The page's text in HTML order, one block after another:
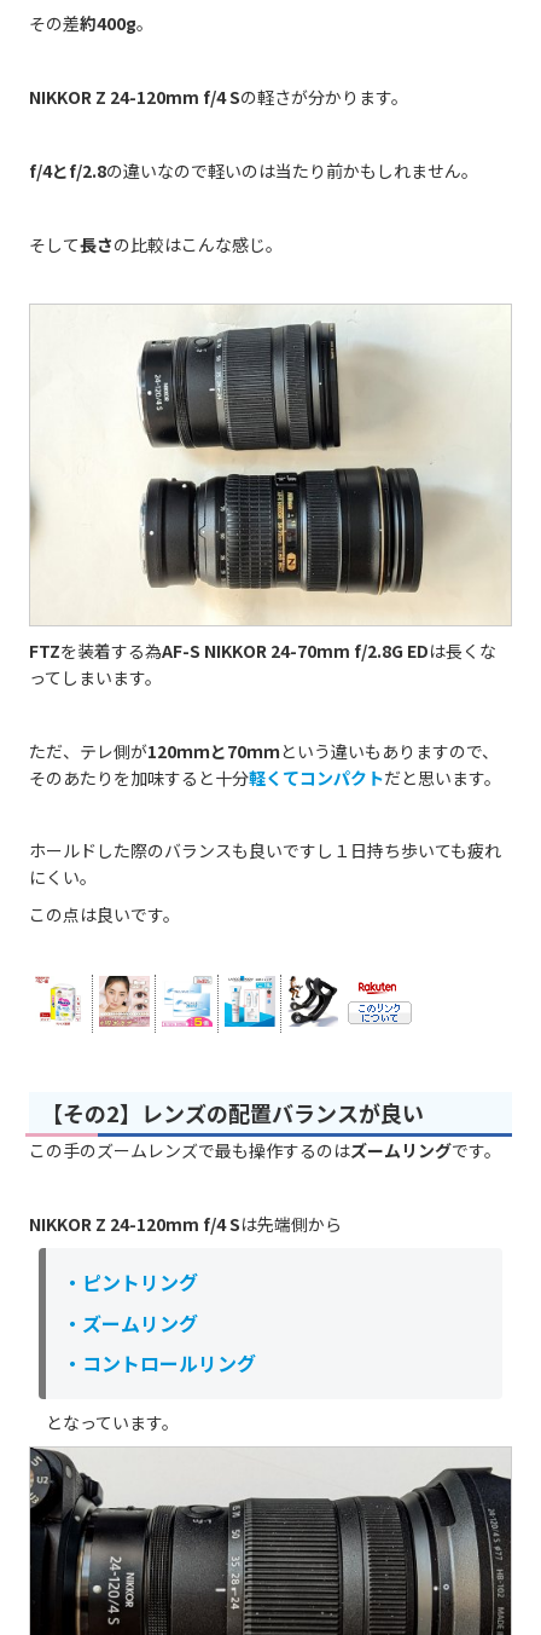
その差約400g。
NIKKOR Z 24-120mm f/4 Sの軽さが分かります。
f/4とf/2.8の違いなので軽いのは当たり前かもしれません。
そして長さの比較はこんな感じ。
FTZを装着する為AF-S NIKKOR 24-70mm f/2.8G EDは長くな
ってしまいます。
ただ、テレ側が120ｍｍと70ｍｍという違いもありますので、
そのあたりを加味すると十分軽くてコンパクトだと思います。
ホールドした際のバランスも良いですし１日持ち歩いても疲れ
にくい。
この点は良いです。
【その2】レンズの配置バランスが良い
この手のズームレンズで最も操作するのはズームリングです。
NIKKOR Z 24-120mm f/4 Sは先端側から
・ ピントリング
・ ズームリング
・コントロールリング
となっています。